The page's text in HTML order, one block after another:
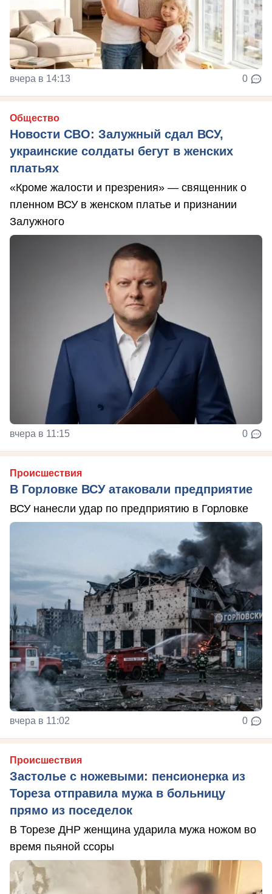
вчера в 14:13 0
Общество
Новости СВО: Залужный сдал ВСУ,
украинские солдаты бегут в женских
платьях
«Кроме жалости и презрения» — священник о
пленном ВСУ в женском платье и признании
Залужного
вчера в 11:15 0
Происшествия
В Горловке ВСУ атаковали предприятие
ВСУ нанесли удар по предприятию в Горловке
вчера в 11:02 0
Происшествия
Застолье с ножевыми: пенсионерка из
Тореза отправила мужа в больницу
прямо из поседелок
В Торезе ДНР женщина ударила мужа ножом во
время пьяной ссоры